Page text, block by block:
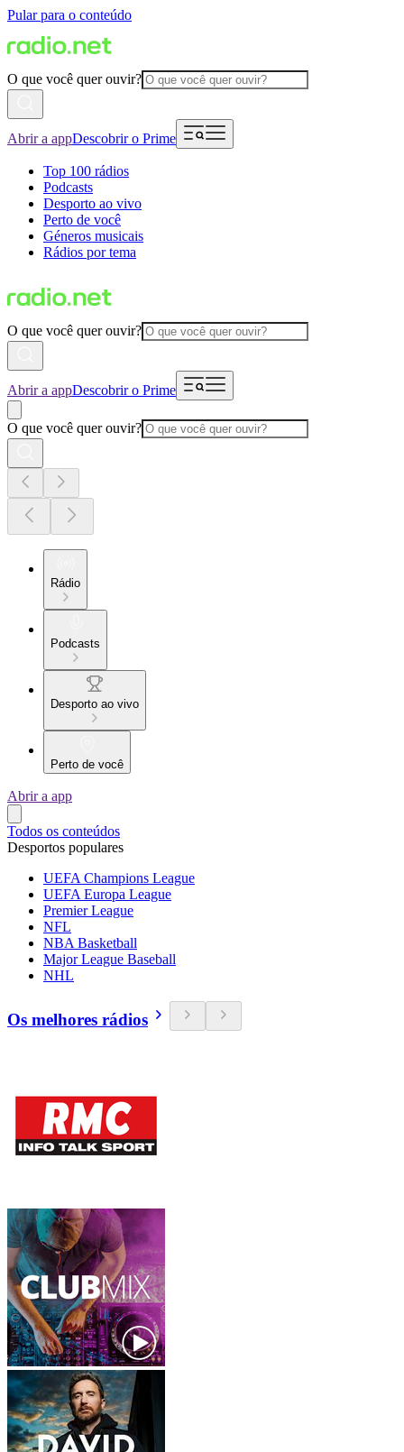
Pular para o conteúdo
O que você quer ouvir?
Abrir a appDescobrir o Prime
Top 100 rádios
Podcasts
Desporto ao vivo
Perto de você
Géneros musicais
Rádios por tema
O que você quer ouvir?
Abrir a appDescobrir o Prime
O que você quer ouvir?
Rádio
Podcasts
Desporto ao vivo
Perto de você
Abrir a app
Todos os conteúdos
Desportos populares
UEFA Champions League
UEFA Europa League
Premier League
NFL
NBA Basketball
Major League Baseball
NHL
Os melhores rádios